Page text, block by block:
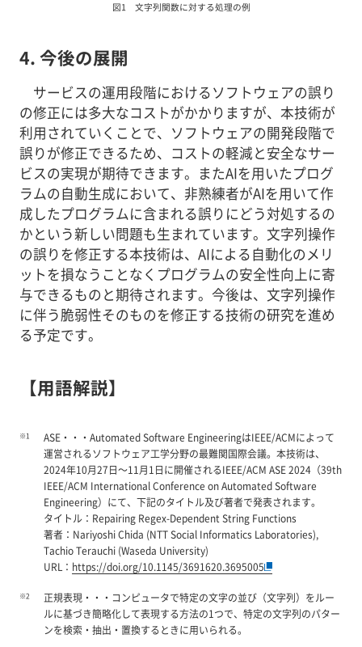
図1 文字列関数に対する処理の例
4. 今後の展開
サービスの運用段階におけるソフトウェアの誤り
の修正には多大なコストがかかりますが、本技術が
利用されていくことで、ソフトウェアの開発段階で
誤りが修正できるため、コストの軽減と安全なサー
ビスの実現が期待できます。またAIを用いたプログ
ラムの自動生成において、非熟練者がAIを用いて作
成したプログラムに含まれる誤りにどう対処するの
かという新しい問題も生まれています。文字列操作
の誤りを修正する本技術は、AIによる自動化のメリ
ットを損なうことなくプログラムの安全性向上に寄
与できるものと期待されます。今後は、文字列操作
に伴う脆弱性そのものを修正する技術の研究を進め
る予定です。
【用語解説】
※1
ASE・・・Automated Software EngineeringはIEEE/ACMによって
運営されるソフトウェア工学分野の最難関国際会議。本技術は、
2024年10月27日～11月1日に開催されるIEEE/ACM ASE 2024（39th
IEEE/ACM International Conference on Automated Software
Engineering）にて、下記のタイトル及び著者で発表されます。
タイトル：Repairing Regex-Dependent String Functions
著者：Nariyoshi Chida (NTT Social Informatics Laboratories),
Tachio Terauchi (Waseda University)
URL： https://doi.org/10.1145/3691620.3695005
※2
正規表現・・・コンピュータで特定の文字の並び（文字列）をルー
ルに基づき簡略化して表現する方法の1つで、特定の文字列のパター
ンを検索・抽出・置換するときに用いられる。